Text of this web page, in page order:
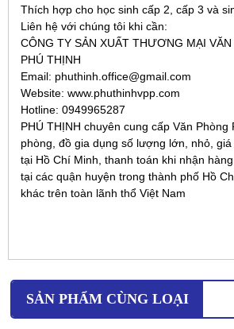
Thích hợp cho học sinh cấp 2, cấp 3 và
Liên hệ với chúng tôi khi cần:
CÔNG TY SẢN XUẤT THƯƠNG MẠI VĂN
PHÚ THỊNH
Email: phuthinh.office@gmail.com
Website: www.phuthinhvpp.com
Hotline: 0949965287
PHÚ THỊNH chuyên cung cấp Văn Phòng
phòng, đồ gia dụng số lượng lớn, nhỏ,
tại Hồ Chí Minh, thanh toán khi nhận
tại các quận huyện trong thành phố Hồ
khác trên toàn lãnh thổ Việt Nam
SẢN PHẨM CÙNG LOẠI